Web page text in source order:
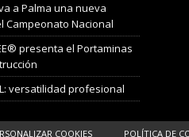
a Palma una nueva
Campeonato Nacional
presenta el Portaminas
versatilidad profesional
COOKIES POLÍTICA DE